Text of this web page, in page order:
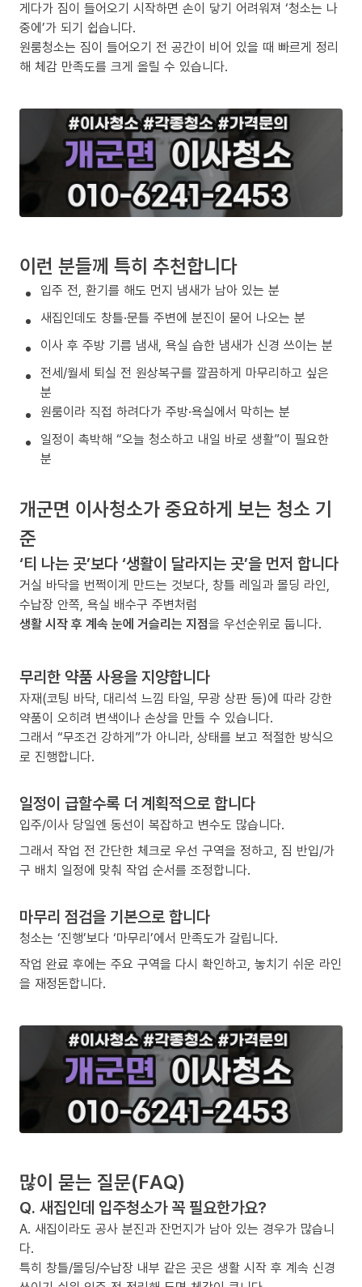
게다가 짐이 들어오기 시작하면 손이 닿기 어려워져 ‘청소는 나
중에’가 되기 쉽습니다.
원룸청소는 짐이 들어오기 전 공간이 비어 있을 때 빠르게 정리
해 체감 만족도를 크게 올릴 수 있습니다.
이런 분들께 특히 추천합니다
입주 전, 환기를 해도 먼지 냄새가 남아 있는 분
새집인데도 창틀·문틀 주변에 분진이 묻어 나오는 분
이사 후 주방 기름 냄새, 욕실 습한 냄새가 신경 쓰이는 분
전세/월세 퇴실 전 원상복구를 깔끔하게 마무리하고 싶은
분
원룸이라 직접 하려다가 주방·욕실에서 막히는 분
일정이 촉박해 “오늘 청소하고 내일 바로 생활”이 필요한
분
개군면 이사청소가 중요하게 보는 청소 기
준
‘티 나는 곳’보다 ‘생활이 달라지는 곳’을 먼저 합니다
거실 바닥을 번쩍이게 만드는 것보다, 창틀 레일과 몰딩 라인,
수납장 안쪽, 욕실 배수구 주변처럼
생활 시작 후 계속 눈에 거슬리는 지점을 우선순위로 둡니다.
무리한 약품 사용을 지양합니다
자재(코팅 바닥, 대리석 느낌 타일, 무광 상판 등)에 따라 강한
약품이 오히려 변색이나 손상을 만들 수 있습니다.
그래서 “무조건 강하게”가 아니라, 상태를 보고 적절한 방식으
로 진행합니다.
일정이 급할수록 더 계획적으로 합니다
입주/이사 당일엔 동선이 복잡하고 변수도 많습니다.
그래서 작업 전 간단한 체크로 우선 구역을 정하고, 짐 반입/가
구 배치 일정에 맞춰 작업 순서를 조정합니다.
마무리 점검을 기본으로 합니다
청소는 ‘진행’보다 ‘마무리’에서 만족도가 갈립니다.
작업 완료 후에는 주요 구역을 다시 확인하고, 놓치기 쉬운 라인
을 재정돈합니다.
많이 묻는 질문(FAQ)
Q. 새집인데 입주청소가 꼭 필요한가요?
A. 새집이라도 공사 분진과 잔먼지가 남아 있는 경우가 많습니
다.
특히 창틀/몰딩/수납장 내부 같은 곳은 생활 시작 후 계속 신경